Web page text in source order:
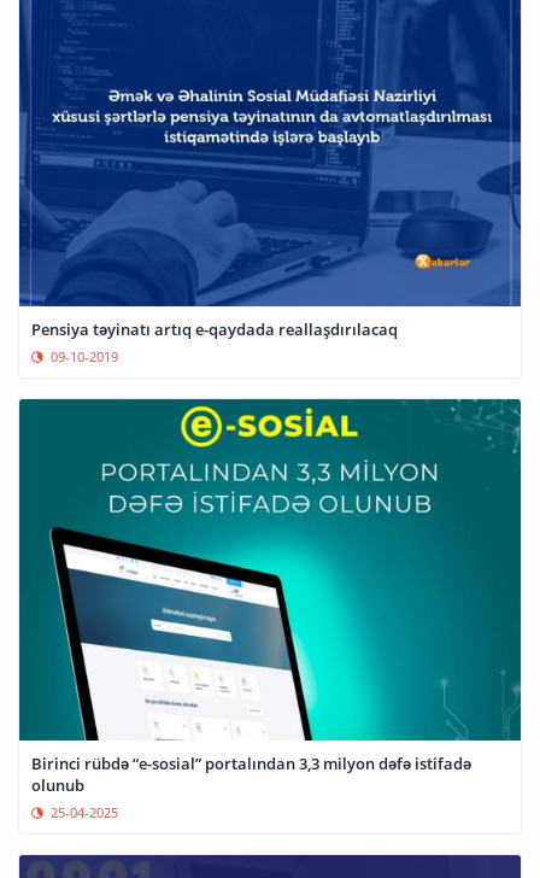
Pensiya təyinatı artıq e-qaydada reallaşdırılacaq
09-10-2019
Birinci rübdə “e-sosial” portalından 3,3 milyon dəfə istifadə
olunub
25-04-2025